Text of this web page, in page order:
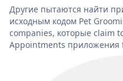
Другие пытаются найти
исходным кодом Pet
companies, которые claim
Appointments приложения